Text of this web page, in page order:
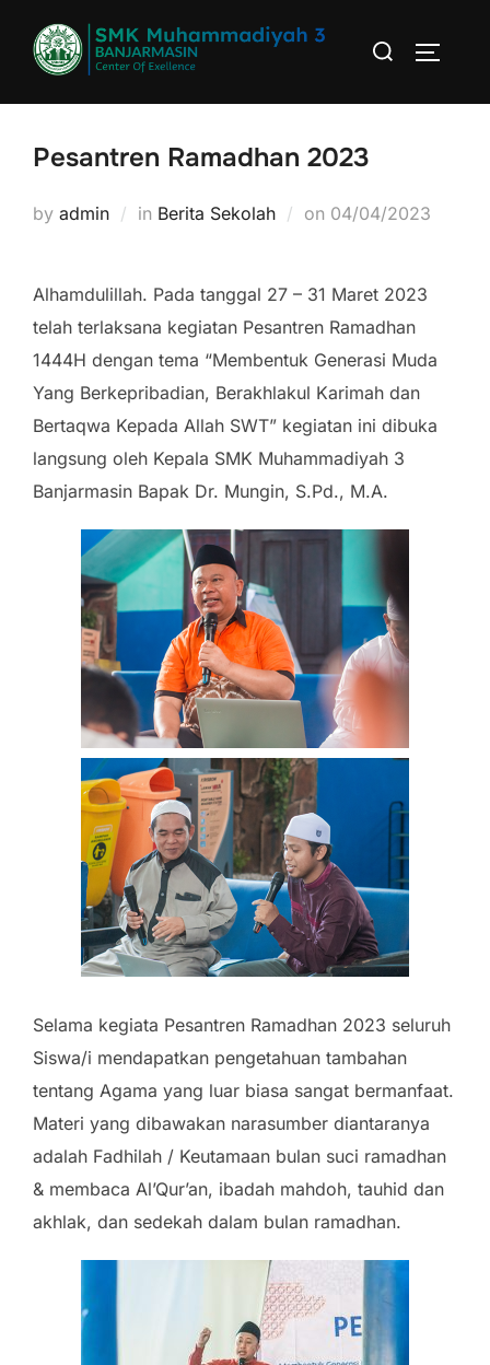
content
Search
Pesantren Ramadhan 2023
by admin in Berita Sekolah on Posted
04/04/2023
Alhamdulillah. Pada tanggal 27 – 31 Maret 2023
telah terlaksana kegiatan Pesantren Ramadhan
1444H dengan tema “Membentuk Generasi Muda
Yang Berkepribadian, Berakhlakul Karimah dan
Bertaqwa Kepada Allah SWT” kegiatan ini dibuka
langsung oleh Kepala SMK Muhammadiyah 3
Banjarmasin Bapak Dr. Mungin, S.Pd., M.A.
Selama kegiata Pesantren Ramadhan 2023 seluruh
Siswa/i mendapatkan pengetahuan tambahan
tentang Agama yang luar biasa sangat bermanfaat.
Materi yang dibawakan narasumber diantaranya
adalah Fadhilah / Keutamaan bulan suci ramadhan
& membaca Al’Qur’an, ibadah mahdoh, tauhid dan
akhlak, dan sedekah dalam bulan ramadhan.